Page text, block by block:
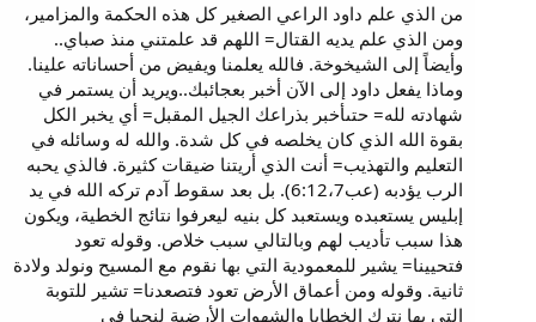
من الذي علم داود الراعي الصغير كل هذه الحكمة والمزامير،
ومن الذي علم يديه القتال= اللهم قد علمتني منذ صباي..
وأيضاً إلى الشيخوخة. فالله يعلمنا ويفيض من أحساناته علينا.
وماذا يفعل داود إلى الآن أخبر بعجائبك..ويريد أن يستمر في
شهادته لله= حتىأخبر بذراعك الجيل المقبل= أي يخبر الكل
بقوة الله الذي كان يخلصه في كل شدة. والله له وسائله في
التعليم والتهذيب= أنت الذي أريتنا ضيقات كثيرة. فالذي يحبه
الرب يؤدبه (عب6:12،7). بل بعد سقوط آدم تركه الله في يد
إبليس يستعبده ويستعبد كل بنيه ليعرفوا نتائج الخطية، ويكون
هذا سبب تأديب لهم وبالتالي سبب خلاص. وقوله تعود
فتحيينا= يشير للمعمودية التي بها نقوم مع المسيح ونولد ولادة
ثانية. وقوله ومن أعماق الأرض تعود فتصعدنا= تشير للتوبة
التي بها نترك الخطايا والشهوات الأرضية لنحيا في